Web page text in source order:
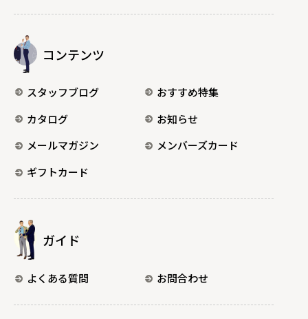
コンテンツ
スタッフブログ
おすすめ特集
カタログ
お知らせ
メールマガジン
メンバーズカード
ギフトカード
ガイド
よくある質問 お問合わせ